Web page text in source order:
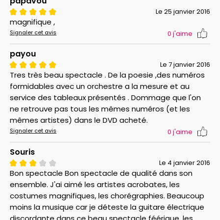
le féminisme, qu’un appel à renouer avec notre
monde d’une manière différente »
une île où la beauté et le pouvoir féminin sont sans
limites !
UN CIRQUE DU MONDE
Fondé en 1984 par Guy Laliberté et Daniel Gauthier, le
Cirque du Soleil parcourt le globe depuis plus de
trente ans avec ses productions grandioses. Initié par
deux artistes de rue, le cirque n'a cessé de s'agrandir
pour compter aujourd'hui plus de mille artistes. Si
l'entreprise est d'origine québécoise et basée à
Montréal, elle est surtout internationale par ses
artistes venus des quatre coins du monde : on ne
compte pas moins de cinquante nationalités au sein
du cirque !
L'approche créative du groupe s'éloigne du cirque
traditionnel, même s'il en garde parfois quelques
éléments, comme l'utilisation du chapiteau par
exemple. Les numéros ne s'enchaînent pas les uns à la
suite des autres, mais ils sont réunis au sein d'une
Le 25 janvier 2016
magnifique ,
Signaler cet avis 0 j'aime
payou
Le 7 janvier 2016
Tres très beau spectacle . De la poesie ,des numéros
formidables avec un orchestre a la mesure et au
service des tableaux présentés . Dommage que l'on
ne retrouve pas tous les mêmes numéros (et les
mêmes artistes) dans le DVD acheté.
Signaler cet avis 0 j'aime
Souris
Le 4 janvier 2016
Bon spectacle Bon spectacle de qualité dans son
ensemble. J'ai aimé les artistes acrobates, les
costumes magnifiques, les chorégraphies. Beaucoup
moins la musique car je déteste la guitare électrique